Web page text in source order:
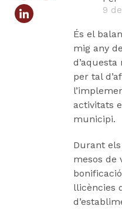
9
És el
mig any
per tal
activitats
municipi.
Durant
mesos de
llicències